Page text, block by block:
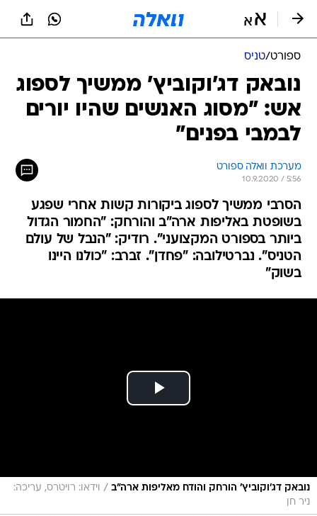
ספורט/טניס
נובאק דג'וקוביץ' ממשיך לספוג
אש: "מסוג האנשים שהיו יורים
לבמבי בפנים"
מערכת וואלה ספורט
10.9.2020 / 5:56
הסרבי ממשיך לספוג ביקורות קשות אחרי שפגע
בשופטת באליפות ארה"ב והורחק: "החמור הגדול
ביותר בספורט המקצועני". רודיק: "הנבל של עולם
הטניס". נברטילובה: "פחדן". זברב: "כולנו היינו
בשוק"
נובאק דג'וקוביץ' הורחק והודח מאליפות ארה"ב /
וידאו: רויטרס, עריכה:
ניר חן